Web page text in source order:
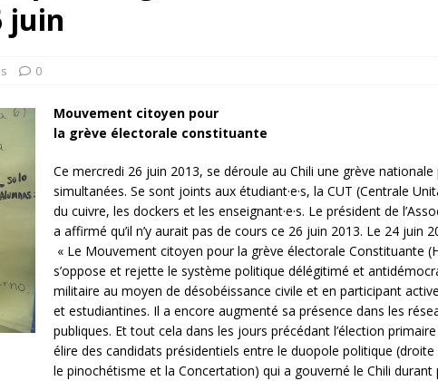
comptent: l’urgence de la démilitarisation de la Police militaire
juin
0
Mouvement citoyen pour
la grève électorale constituante
Ce mercredi 26 juin 2013, se déroule au Chili une grève
simultanées. Se sont joints aux étudiant·e·s, la CUT (Centrale
du cuivre, les dockers et les enseignant·e·s. Le président de
a affirmé qu’il n’y aurait pas de cours ce 26 juin 2013. Le 24 juin
« Le Mouvement citoyen pour la grève électorale Constituante
s’oppose et rejette le système politique délégitimé et
militaire au moyen de désobéissance civile et en participant
et estudiantines. Il a encore augmenté sa présence dans les
publiques. Et tout cela dans les jours précédant l’élection
élire des candidats présidentiels entre le duopole politique
le pinochétisme et la Concertation) qui a gouverné le Chili durant